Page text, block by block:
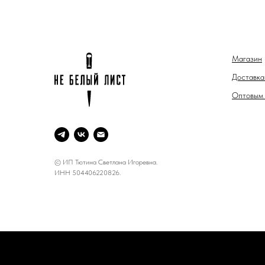
© ИП Тютина Светлана Игоревна.
ИНН 504406220826.
Магазин
Оптовым